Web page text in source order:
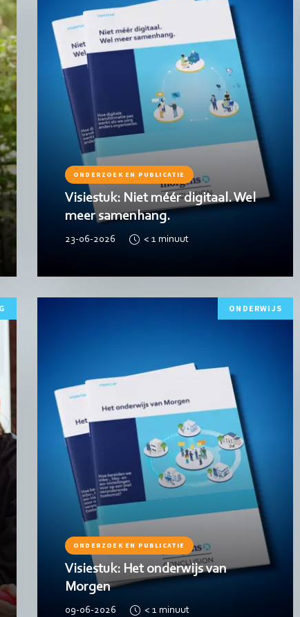
ONDERZOEK EN PUBLICATIE
Visiestuk: Niet méér digitaal. Wel
meer samenhang.
23-06-2026 < 1 minuut
ONDERWIJS
ONDERZOEK EN PUBLICATIE
Visiestuk: Het onderwijs van
Morgen
09-06-2026 < 1 minuut